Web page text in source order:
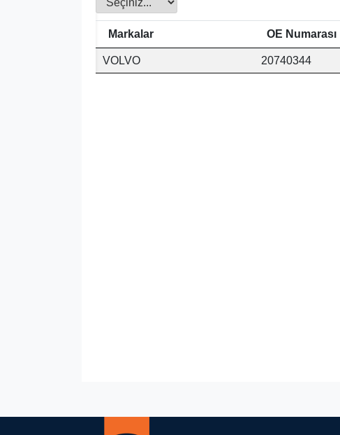
Markalar OE Numarası
VOLVO 20740344